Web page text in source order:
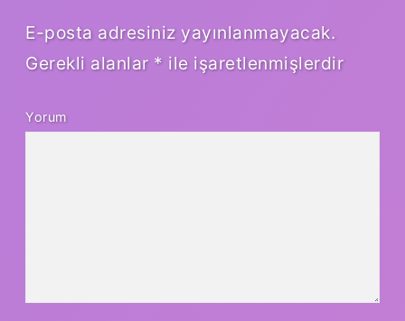
E-posta adresiniz yayınlanmayacak.
Gerekli alanlar * ile işaretlenmişlerdir
Yorum